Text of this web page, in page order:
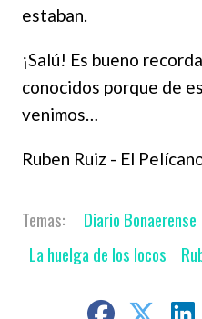
estaban.
¡Salú! Es bueno
conocidos porque de
venimos…
Ruben Ruiz - El
Diario Bonaerense
La huelga de los locos